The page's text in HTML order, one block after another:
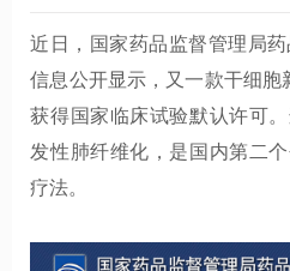
近日，国家药品监督管理局
信息公开显示，又一款干细胞
获得国家临床试验默认许可
发性肺纤维化，是国内第二
疗法。